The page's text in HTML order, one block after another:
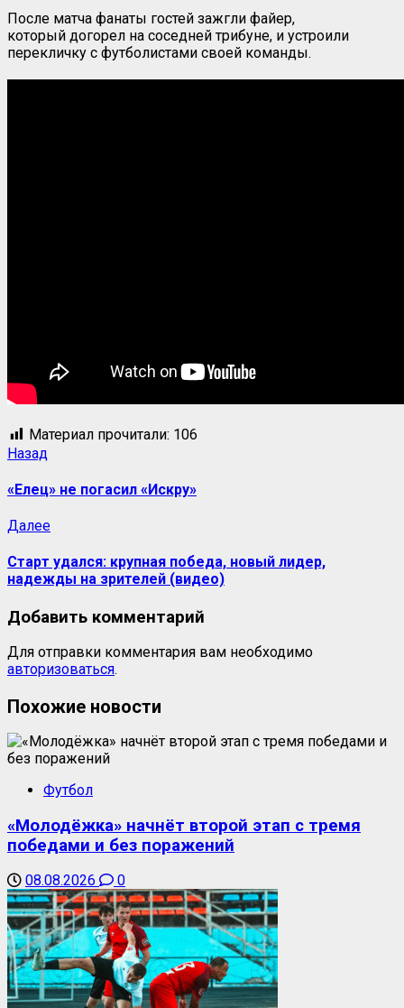
После матча фанаты гостей зажгли файер,
который догорел на соседней трибуне, и устроили
перекличку с футболистами своей команды.
Материал прочитали: 106
Назад
«Елец» не погасил «Искру»
Далее
Старт удался: крупная победа, новый лидер,
надежды на зрителей (видео)
Добавить комментарий
Для отправки комментария вам необходимо
авторизоваться.
Похожие новости
Футбол
«Молодёжка» начнёт второй этап с тремя
победами и без поражений
08.08.2026 0